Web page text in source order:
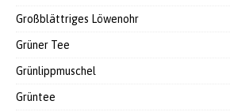
Großblättriges Löwenohr
Grüner Tee
Grünlippmuschel
Grüntee